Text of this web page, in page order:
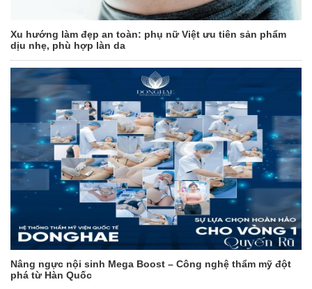
Xu hướng làm đẹp an toàn: phụ nữ Việt ưu tiên sản phẩm
dịu nhẹ, phù hợp làn da
Nâng ngực nội sinh Mega Boost – Công nghệ thẩm mỹ đột
phá từ Hàn Quốc